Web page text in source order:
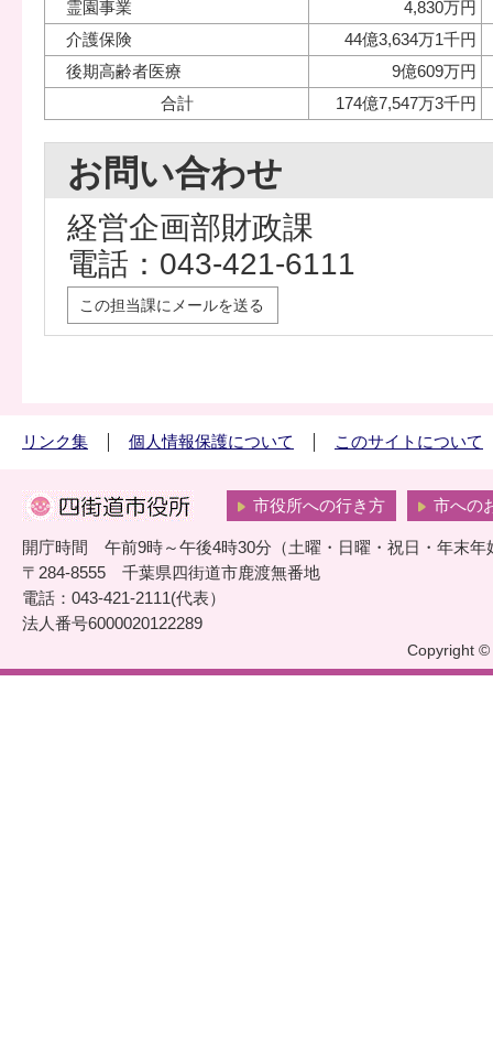
霊園事業
4,830万円
介護保険
44億3,634万1千円
後期高齢者医療
9億609万円
合計
174億7,547万3千円
お問い合わせ
経営企画部財政課
電話：043-421-6111
この担当課にメールを送る
リンク集 個人情報保護について このサイトについて
市役所への行き方 市への
開庁時間 午前9時～午後4時30分（土曜・日曜・祝日・年末年
〒284-8555 千葉県四街道市鹿渡無番地
電話：043-421-2111(代表）
法人番号6000020122289
Copyright ©